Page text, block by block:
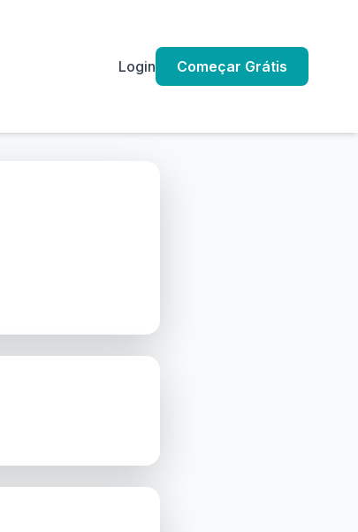
Login Começar Grátis